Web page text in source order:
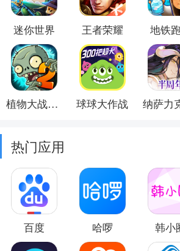
迷你世界 王者荣耀 地铁
植物大战僵尸2 球球大作战
热门应用
百度 哈啰 韩小